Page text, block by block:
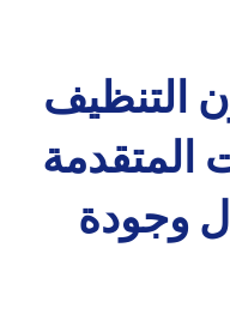
التنظيف
المتقدمة
وجودة